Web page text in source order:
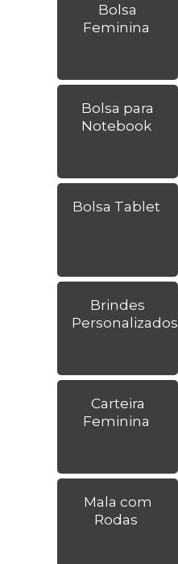
Bolsa
Feminina
Bolsa para
Notebook
Bolsa Tablet
Brindes
Personalizados
Carteira
Feminina
Mala com
Rodas